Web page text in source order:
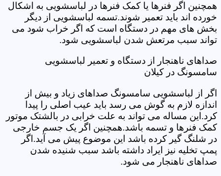
همچنین اگر فنرها یا کمک فنرها در لباسشویی به اشکال
خورده اند باید تعمیر شوند.تسمه لباسشویی از دیگر
بخش های مهم در دستگاه است که اگر خراب شود می
تواند سبب مرتعش شدن لباسشویی شود.
صداهای ناهنجار از دستگاه و تعمیر لباسشویی
سامسونگ در کیلان
اگر از لباسشویی سامسونگ صداهای زیاد و بیش از
اندازه لازم به گوش می رسد باید عیب اصلی را پیدا
کرد.این مساله می تواند به علت خرابی در بالشتک موتور
کمک فنرها و تسمه باشد.همچنین اگر یک جسم خارجی
در شلنگ گیر کرده باشد این موضوع پیش می آید.اگر
پمپ تخلیه نیز ایراد داشته باشد سبب شنیده شدن
صداهای ناهنجار می شود.